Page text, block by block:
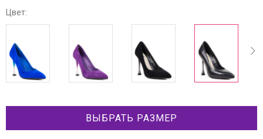
Цвет:
ВЫБРАТЬ РАЗМЕР